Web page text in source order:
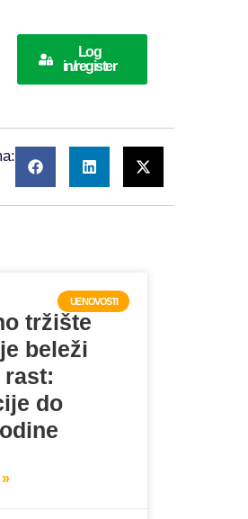
Log
in/register
UE NOVOSTI
tržište
beleži
rast:
do